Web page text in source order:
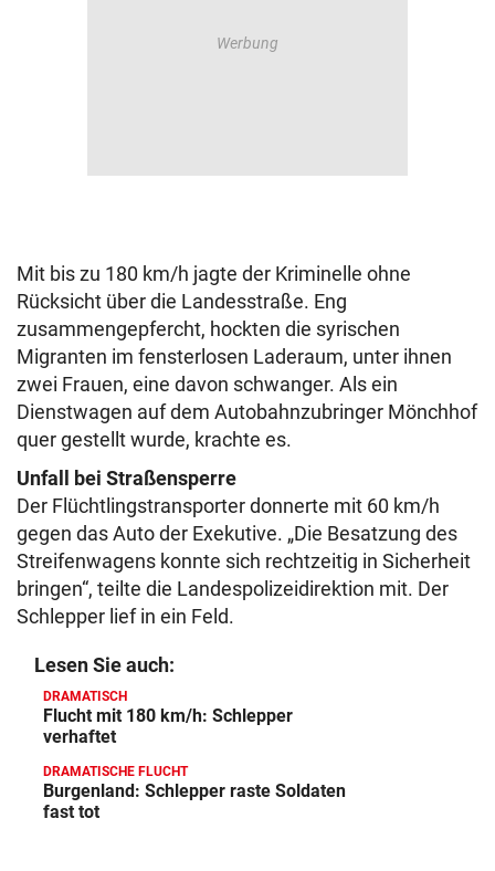
Mit bis zu 180 km/h jagte der Kriminelle ohne
Rücksicht über die Landesstraße. Eng
zusammengepfercht, hockten die syrischen
Migranten im fensterlosen Laderaum, unter ihnen
zwei Frauen, eine davon schwanger. Als ein
Dienstwagen auf dem Autobahnzubringer Mönchhof
quer gestellt wurde, krachte es.
Unfall bei Straßensperre
Der Flüchtlingstransporter donnerte mit 60 km/h
gegen das Auto der Exekutive. „Die Besatzung des
Streifenwagens konnte sich rechtzeitig in Sicherheit
bringen“, teilte die Landespolizeidirektion mit. Der
Schlepper lief in ein Feld.
Lesen Sie auch:
DRAMATISCH
Flucht mit 180 km/h: Schlepper
verhaftet
DRAMATISCHE FLUCHT
Burgenland: Schlepper raste Soldaten
fast tot